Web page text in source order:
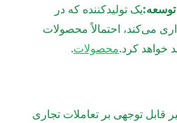
یک تولیدکننده که در
می‌کند، احتمالاً محصولات
خواهد کرد.محصولات.
قابل توجهی بر تعاملات تجاری